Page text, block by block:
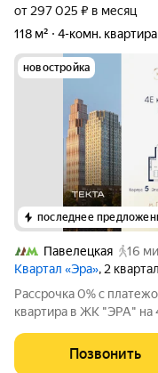
от 297 025 ₽ в месяц
118 м²
4-комн. квартира
новостройка
последнее
Павелецкая
16
Квартал «Эра», 2
Рассрочка 0% с платежом от 250
квартира в ЖК "ЭРА" на
потолков 3.75 м.
Дербеневской
Позвонить